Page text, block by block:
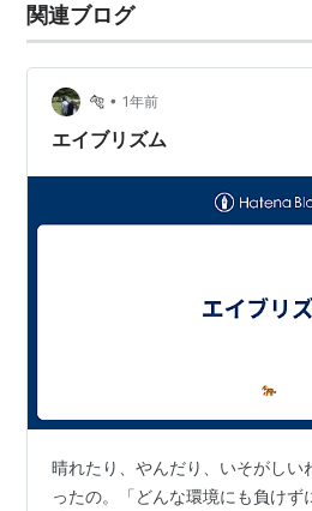
関連ブログ
🐅 • 1年前
エイブリズム
晴れたり、やんだり、いそがしい
ったの。「どんな環境にも負けず